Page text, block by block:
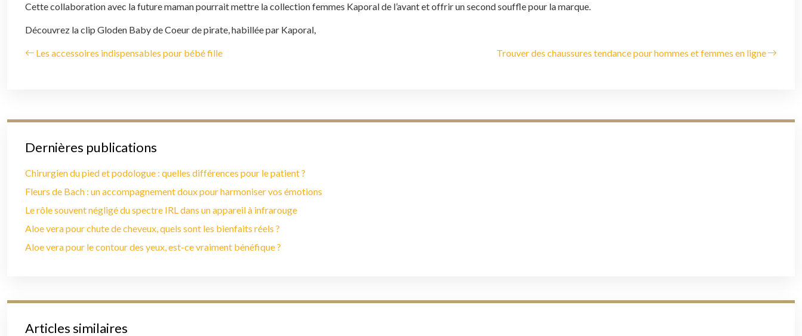
Cette collaboration avec la future maman pourrait mettre la collection femmes Kaporal de l’avant et offrir un second souffle pour la marque.
Découvrez la clip Gloden Baby de Coeur de pirate, habillée par Kaporal,
Les accessoires indispensables pour bébé fille Trouver des chaussures tendance pour hommes et femmes en ligne
Dernières publications
Chirurgien du pied et podologue : quelles différences pour le patient ?
Fleurs de Bach : un accompagnement doux pour harmoniser vos émotions
Le rôle souvent négligé du spectre IRL dans un appareil à infrarouge
Aloe vera pour chute de cheveux, quels sont les bienfaits réels ?
Aloe vera pour le contour des yeux, est-ce vraiment bénéfique ?
Articles similaires